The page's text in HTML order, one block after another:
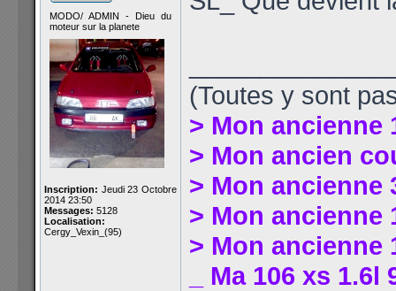
MODO/ ADMIN - Dieu du
moteur sur la planete
Inscription: Jeudi 23 Octobre
2014 23:50
Messages: 5128
Localisation:
Cergy_Vexin_(95)
(Toutes y sont
> Mon ancienne
> Mon ancien
> Mon ancienne
> Mon ancienne
> Mon ancienne
_ Ma 106 xs 1.6l